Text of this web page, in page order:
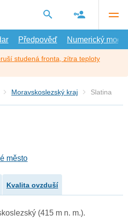
Předpověď Numerický model
studená fronta, zítra teploty
Moravskoslezský kraj Slatina
město
Kvalita ovzduší
(415 m n. m.).